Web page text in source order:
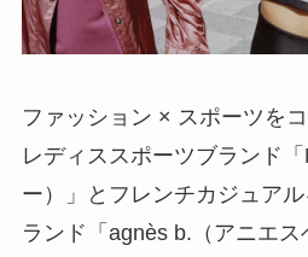
ファッション × スポーツを
レディススポーツブランド
ー）」とフレンチカジュア
ランド「agnès b.（アニエ